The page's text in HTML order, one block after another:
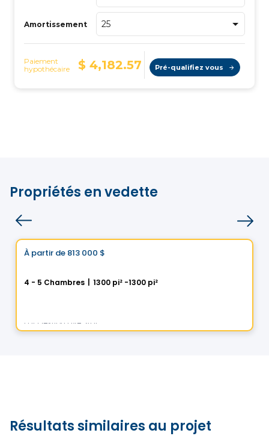
Propriétés en vedette
Maison
À partir de 813 000 $
4 - 5 Chambres 1300 pi² -1300 pi²
Par Gestion Five Star
Résultats similaires au projet